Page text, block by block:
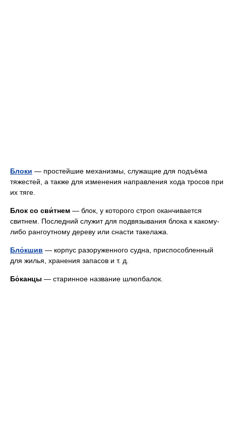
Блоки — простейшие механизмы, служащие для подъёма
тяжестей, а также для изменения направления хода тросов при
их тяге.
Блок со сви́тнем — блок, у которого строп оканчивается
свитнем. Последний служит для подвязывания блока к какому-
либо рангоутному дереву или снасти такелажа.
Бло́кшив — корпус разоруженного судна, приспособленный
для жилья, хранения запасов и т. д.
Бо́канцы — старинное название шлюпбалок.